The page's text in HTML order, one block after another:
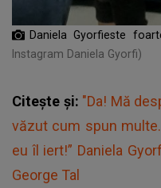
Daniela Gyorfieste
Instagram Daniela Gyorfi)
Citește și: "Da! Mă
văzut cum spun
eu îl iert!” Daniela
George Tal